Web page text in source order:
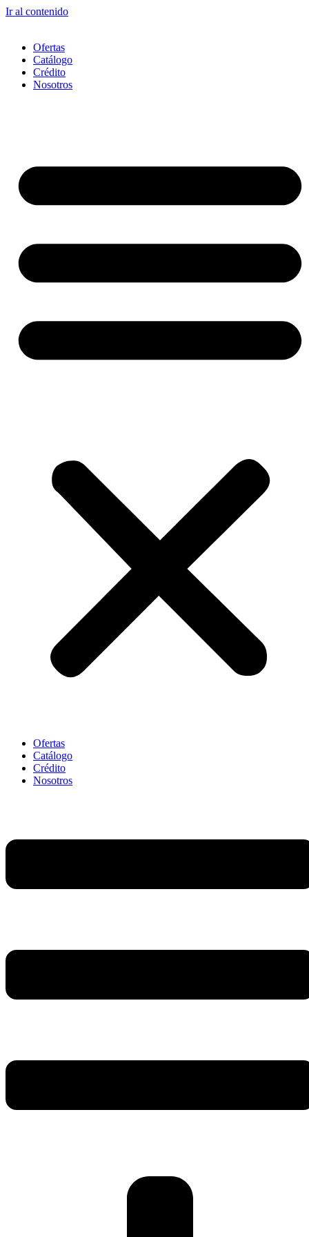
Ir al contenido
Ofertas
Catálogo
Crédito
Nosotros
Ofertas
Catálogo
Crédito
Nosotros